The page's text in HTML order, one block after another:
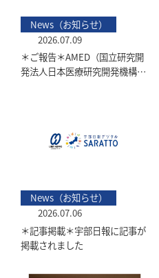
News（お知らせ）
2026.07.09
＊ご報告＊AMED（国立研究開
発法人日本医療研究開発機構）
News（お知らせ）
2026.07.06
＊記事掲載＊宇部日報に記事が
掲載されました